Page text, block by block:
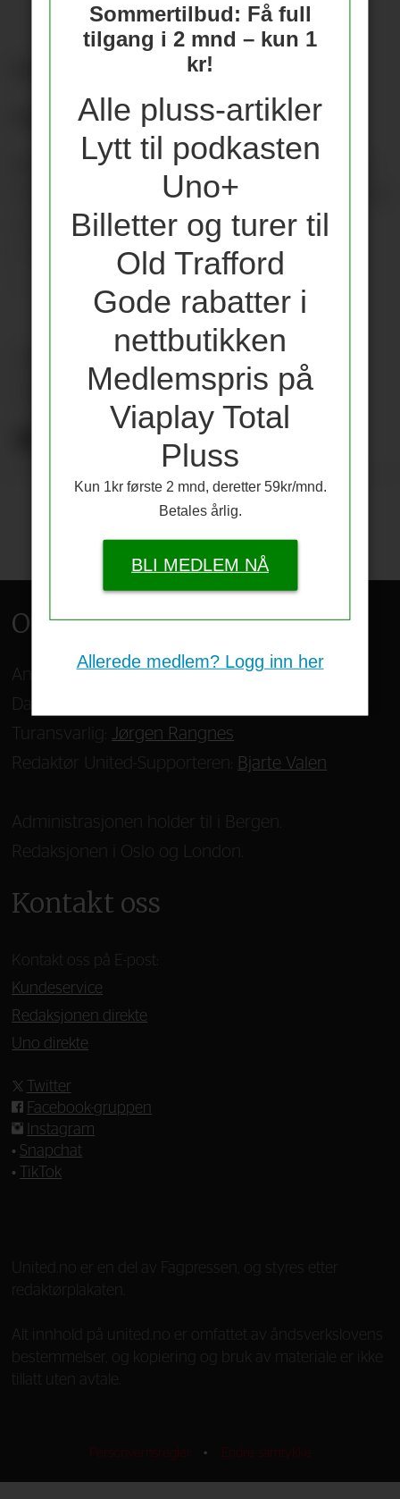
Sommertilbud: Få full
tilgang i 2 mnd – kun 1
kr!
Alle pluss-artikler
Lytt til podkasten
Uno+
Billetter og turer til
Old Trafford
Gode rabatter i
nettbutikken
Medlemspris på
Viaplay Total
Pluss
Kun 1kr første 2 mnd, deretter 59kr/mnd.
Betales årlig.
BLI MEDLEM NÅ
Allerede medlem? Logg inn her
Sett din egen børs her:
Senne Lammens – 4
Kan ikke lastes for hverken 0-1 eller 0-2.
Var imidlertid nære ved å forære Welbeck
og Brighton en scoring med en fæl
feilpasning på 0-1, men rettet opp egen
UNITED V BRIGHTON
Annonse
Om oss
Ansvarlig redaktør:Dag Langerød
Daglig leder:
Turansvarlig:
Jørgen Rangnes
Redaktør United-Supporteren: Bjarte Valen
Administrasjonen holder til i Bergen.
Redaksjonen i Oslo og London.
Kontakt oss
Kontakt oss på E-post:
Kundeservice
Redaksjonen direkte
Uno direkte
Twitter
Facebook-gruppen
Instagram
•Snapchat
•
TikTok
United.no er en del av Fagpressen, og styres etter
redaktørplakaten.
Alt innhold på united.no er omfattet av åndsverkslovens
bestemmelser, og kopiering og bruk av materiale er ikke
tillatt uten avtale.
Personvernsregler • Endre samtykke